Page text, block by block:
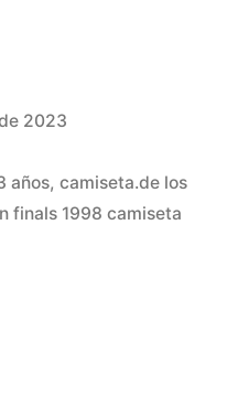
2023
años, camiseta.de los
finals 1998 camiseta